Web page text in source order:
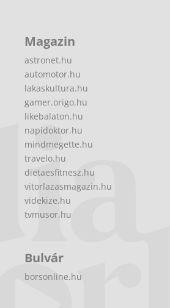
Magazin
astronet.hu
automotor.hu
lakaskultura.hu
gamer.origo.hu
likebalaton.hu
napidoktor.hu
mindmegette.hu
travelo.hu
dietaesfitnesz.hu
vitorlazasmagazin.hu
videkize.hu
tvmusor.hu
Bulvár
borsonline.hu